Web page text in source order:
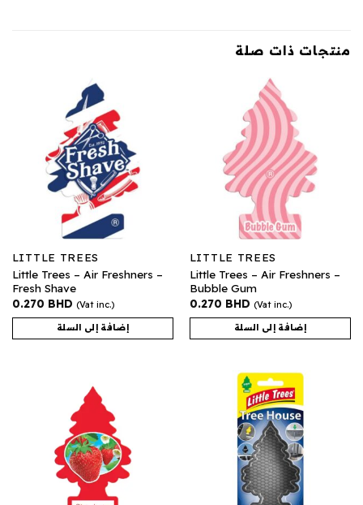
منتجات ذات صلة
LITTLE TREES
Little Trees – Air Freshners –
Bubble Gum
0.270 BHD (Vat inc.)
إضافة إلى السلة
LITTLE TREES
Little Trees – Air Freshners –
Fresh Shave
0.270 BHD (Vat inc.)
إضافة إلى السلة